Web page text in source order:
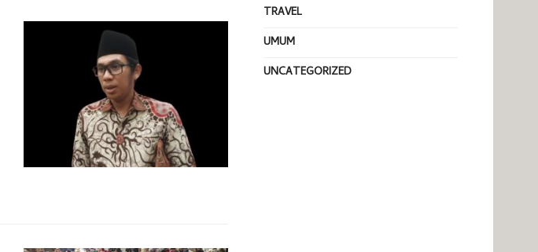
TRAVEL
UMUM
UNCATEGORIZED